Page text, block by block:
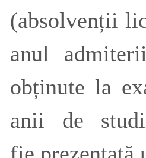
(absolvenții
anul
obținute la
anii de